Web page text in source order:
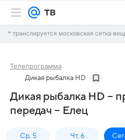
* транслируется московская сетка
Телепрограмма
Дикая рыбалка HD
Дикая рыбалка HD –
передач – Елец
Ср, 5 Чт, 6